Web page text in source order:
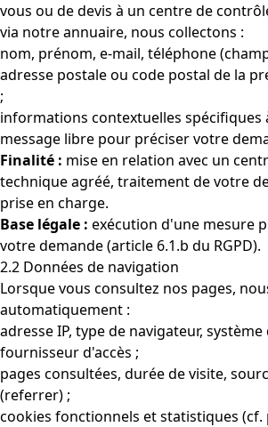
vous ou de devis à un centre de
via notre annuaire, nous collectons :
nom, prénom, e-mail, téléphone
adresse postale ou code postal de la
;
informations contextuelles spécifiques
message libre pour préciser votre
Finalité : mise en relation avec un
technique agréé, traitement de votre
prise en charge.
Base légale : exécution d'une mesure
votre demande (article 6.1.b du RGPD).
2.2 Données de navigation
Lorsque vous consultez nos pages,
automatiquement :
adresse IP, type de navigateur,
fournisseur d'accès ;
pages consultées, durée de visite,
(referrer) ;
cookies fonctionnels et statistiques